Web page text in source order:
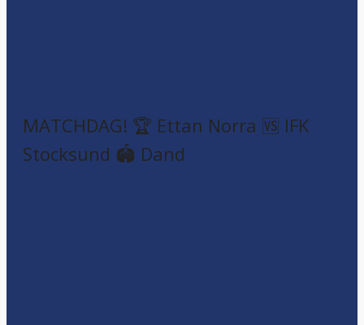
MATCHDAG! 🏆 Ettan Norra 🆚 IFK
Stocksund 🏟️ Dand